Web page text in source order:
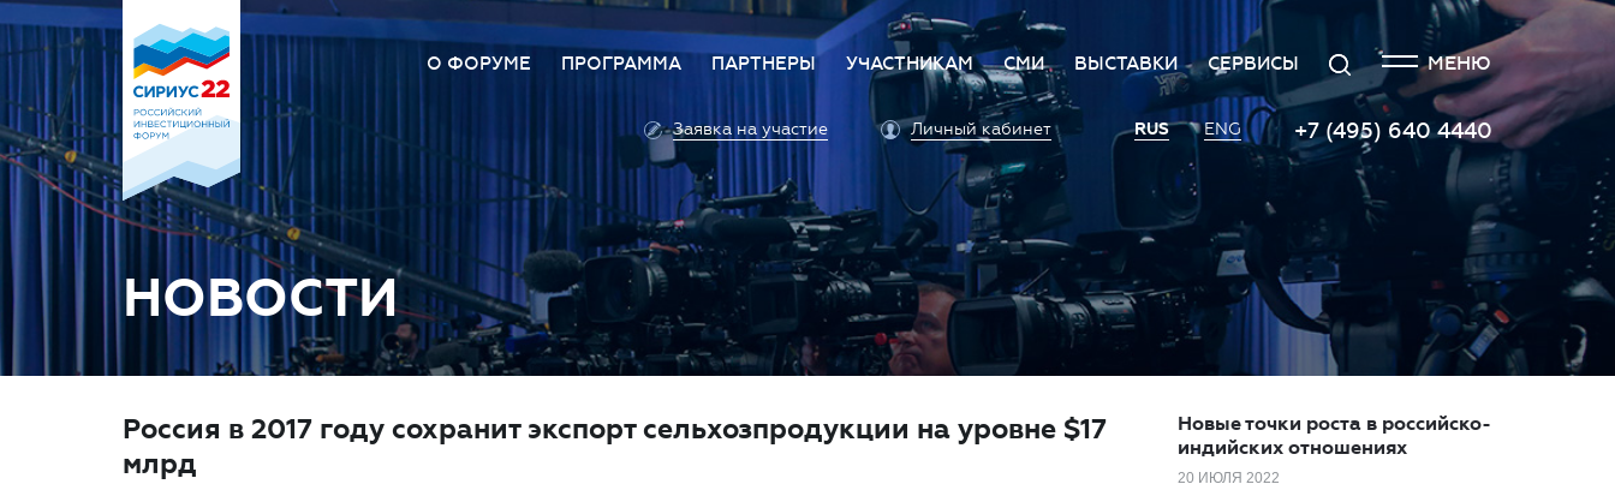
О ФОРУМЕ
Площадка Форума
Вопрос – ответ
ПРОГРАММА
Деловая программа
Архитектура программы
ПАРТНЕРЫ
Стать партнером
Партнеры
УЧАСТНИКАМ
Преимущества участия
Условия участия
Оплата участия
Единый личный кабинет
Аккредитация личного
автомобиля
Профилактика COVID-19
СМИ
Аккредитация СМИ
Правила аккредитации СМИ
Политика упоминаний
Пресс-центр
Контактная информация
ВЫСТАВКИ
Выставка Российского
инвестиционного форума
Экспоненты 2022
Территория инноваций
Площадка «ВиноГрад»
Пространство «Здоровое
общество»
Инвестхаб «Инвестируй в
СЕРВИСЫ
Транспорт
Кейтеринговые услуги
Организация и проведение
пресс-мероприятий
Протокольно-
организационное
сопровождение
Заказ фото- и видеосъемки
Гостиная губернаторов
ЗАКРЫТЬ
Поиск МЕНЮ
Заявка на участие Личный кабинет RUS ENG +7 (495) 640 4440
НОВОСТИ
Россия в 2017 году сохранит экспорт сельхозпродукции на уровне $17
млрд
Новые точки роста в российско-
индийских отношениях
20 ИЮЛЯ 2022